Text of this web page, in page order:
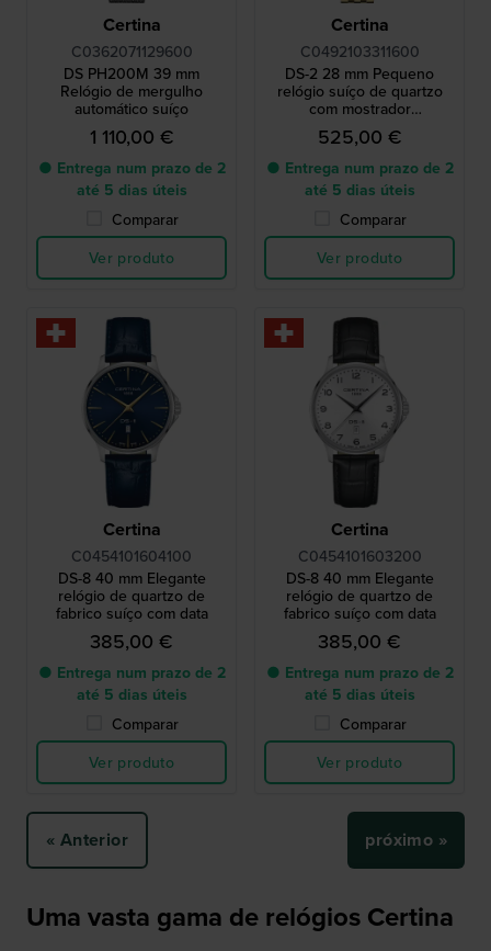
Certina
C0362071129600
DS PH200M 39 mm
Relógio de mergulho
automático suíço
1 110,00 €
● Entrega num prazo de 2
até 5 dias úteis
Comparar
Ver produto
Certina
C0492103311600
DS-2 28 mm Pequeno
relógio suíço de quartzo
com mostrador
Madrepérola e diamantes
525,00 €
● Entrega num prazo de 2
até 5 dias úteis
Comparar
Ver produto
Certina
C0454101604100
DS-8 40 mm Elegante
relógio de quartzo de
fabrico suíço com data
385,00 €
● Entrega num prazo de 2
até 5 dias úteis
Comparar
Ver produto
Certina
C0454101603200
DS-8 40 mm Elegante
relógio de quartzo de
fabrico suíço com data
385,00 €
● Entrega num prazo de 2
até 5 dias úteis
Comparar
Ver produto
« Anterior próximo »
Uma vasta gama de relógios Certina